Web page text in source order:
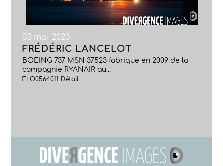
03 mai 2023
FRÉDÉRIC LANCELOT
BOEING 737 MSN 37523 fabrique en 2009 de la
compagnie RYANAIR au...
FLO0564011 Détail